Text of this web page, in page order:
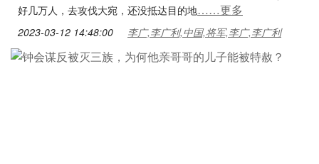
好几万人，去攻伐大宛，还没抵达目的地……更多
2023-03-12 14:48:00 李广,李广利,中国,将军,李广,李广利